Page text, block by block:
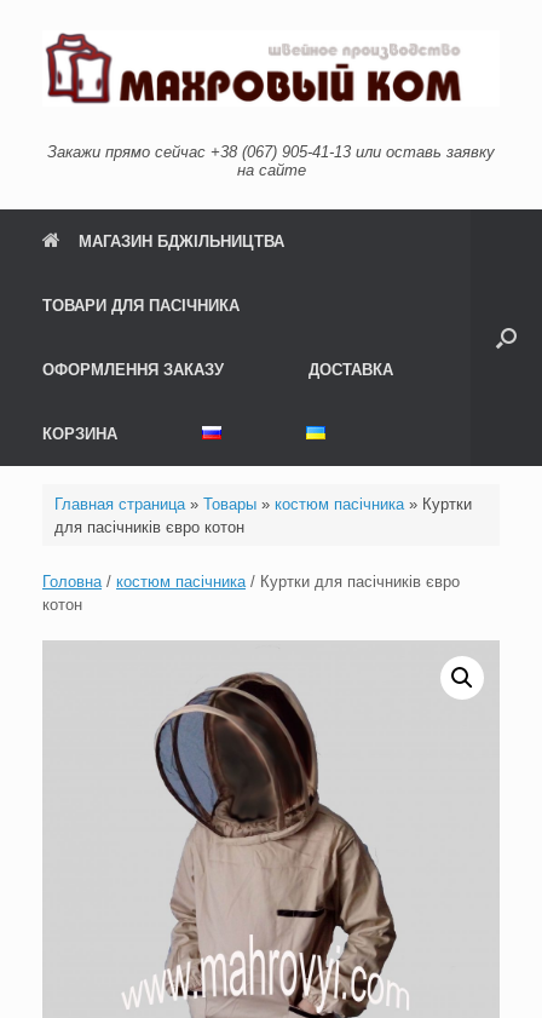
content
Закажи прямо сейчас +38 (067) 905-41-13 или оставь заявку
на сайте
МАГАЗИН БДЖІЛЬНИЦТВА
ТОВАРИ ДЛЯ ПАСІЧНИКА
ОФОРМЛЕННЯ ЗАКАЗУ ДОСТАВКА
КОРЗИНА
Главная страница» Товары» костюм пасічника» Куртки
для пасічників євро котон
Головна/ костюм пасічника/ Куртки для пасічників євро
котон